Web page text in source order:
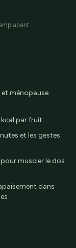
ménopause
par fruit
et les gestes
muscler le dos
dans